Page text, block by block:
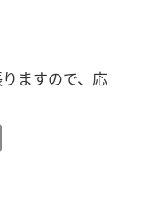
ますので、応
Copy